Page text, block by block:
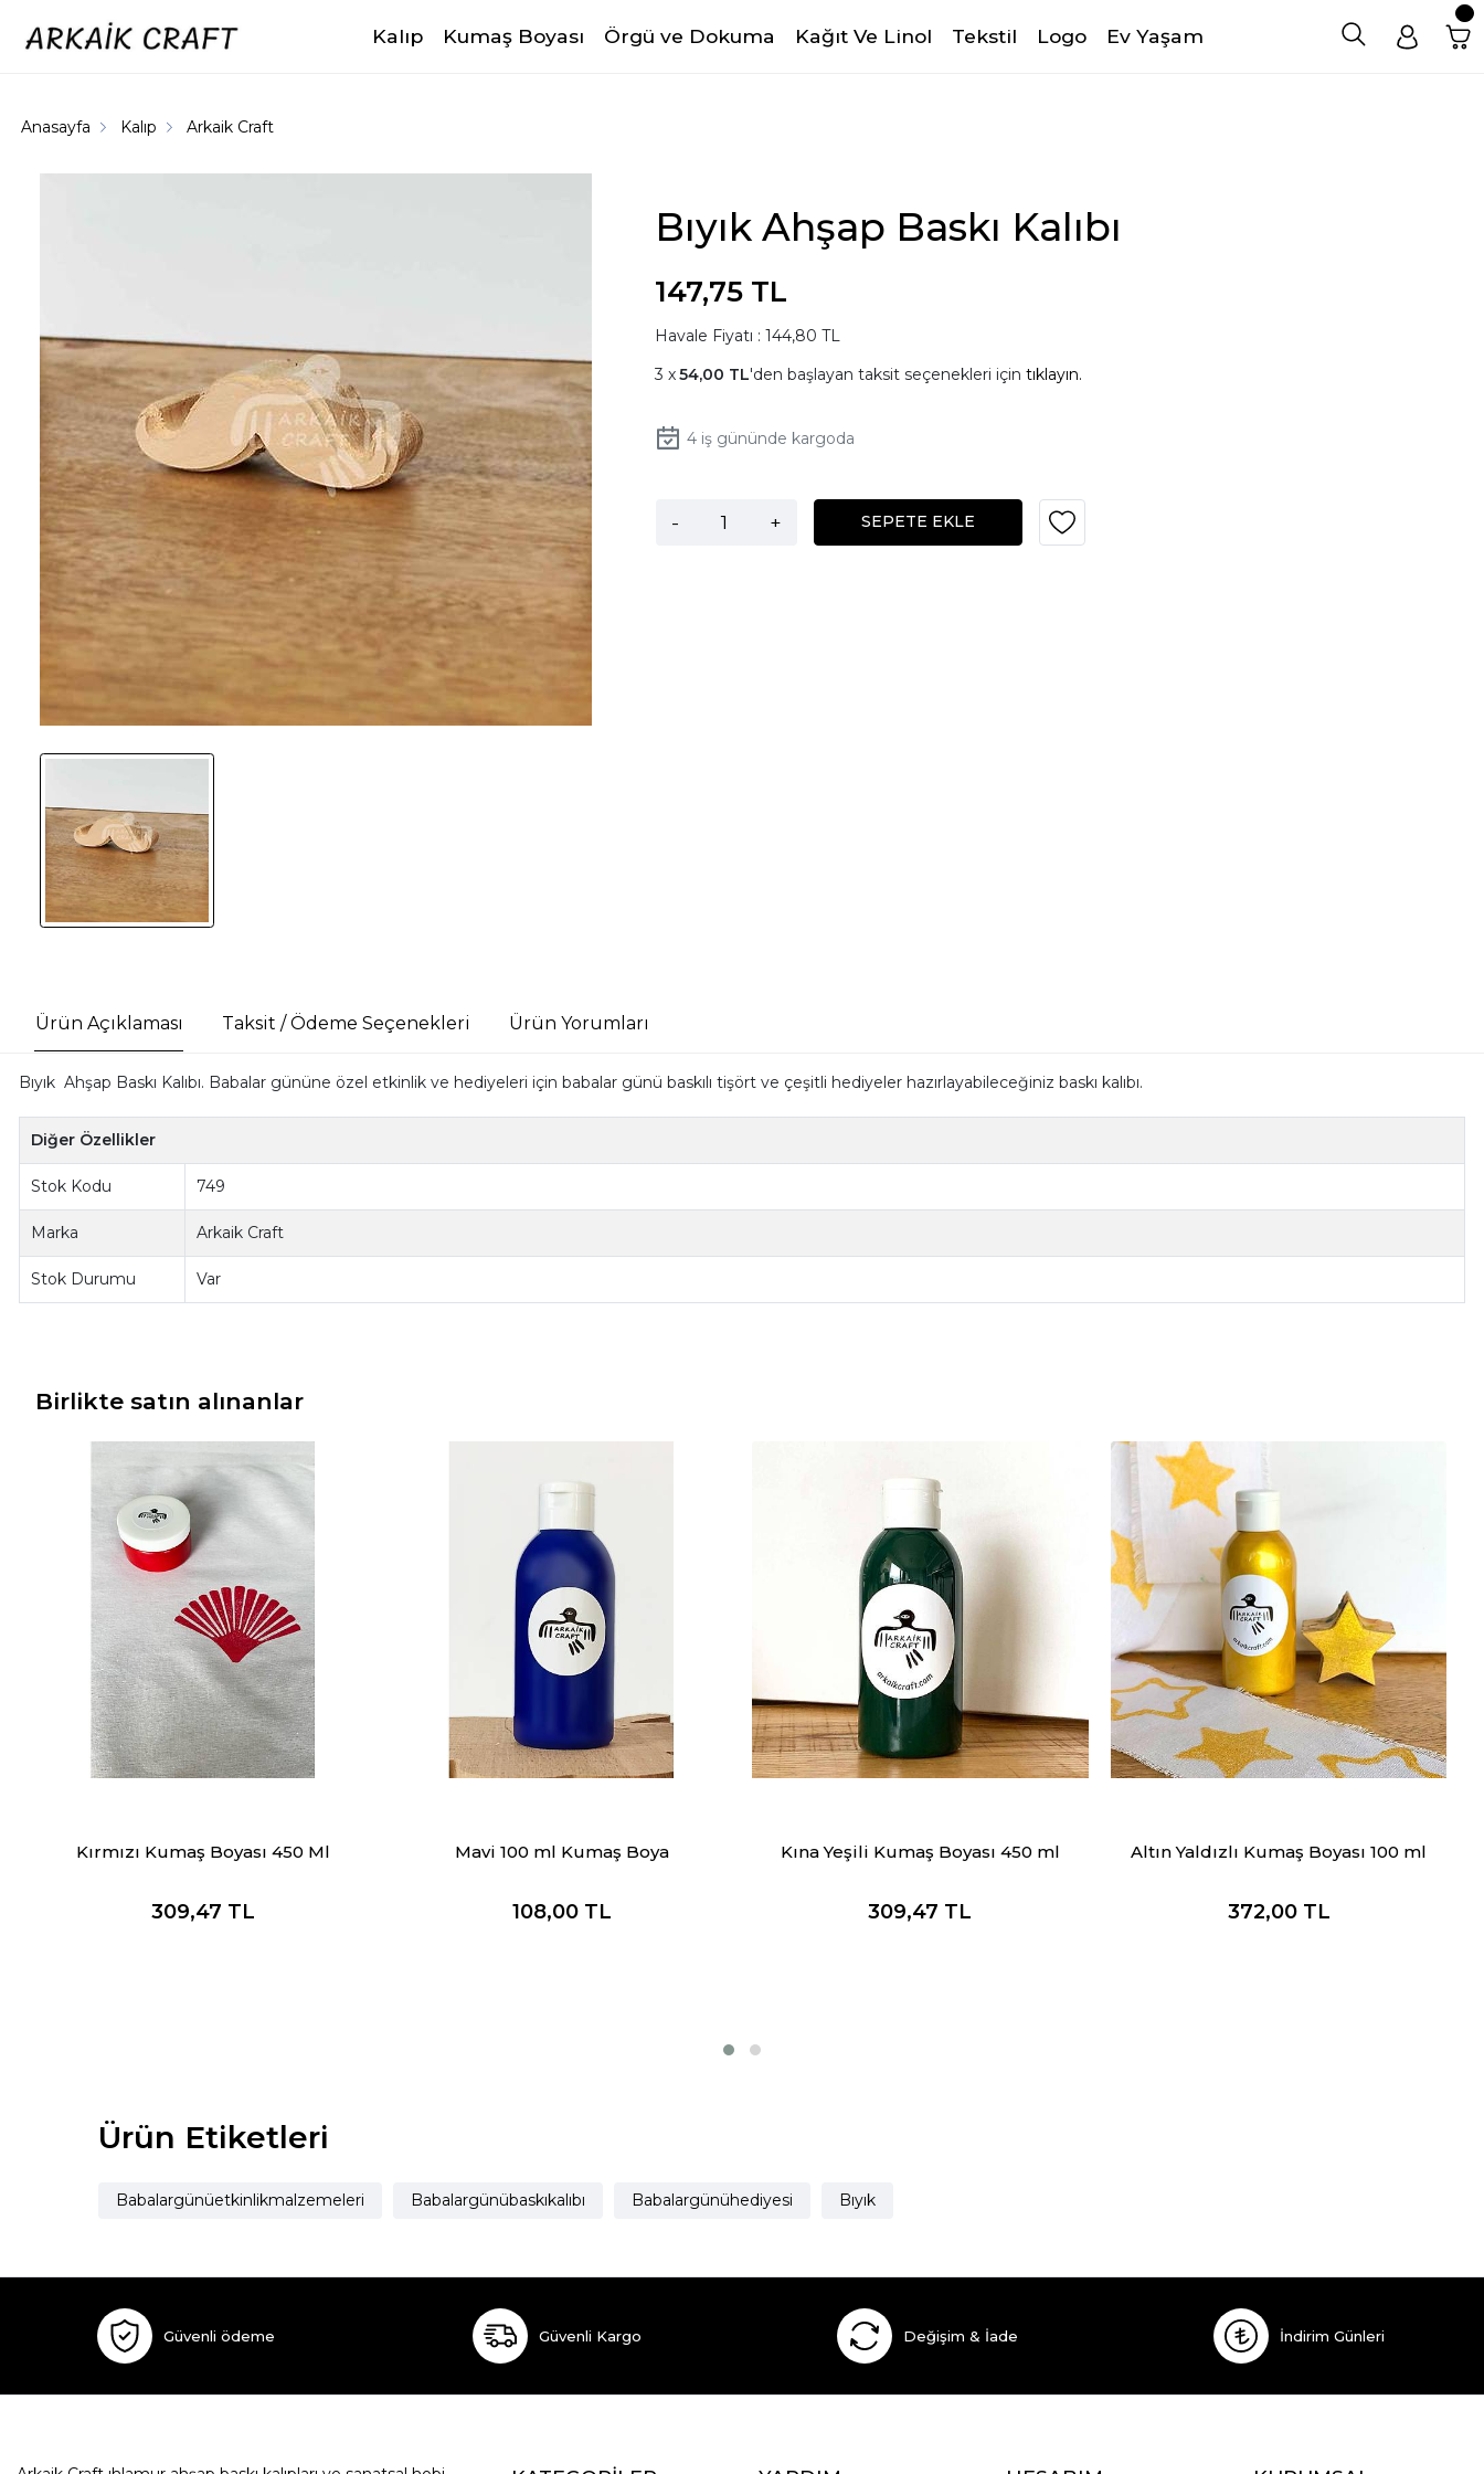
Kalıp Kumaş Boyası Örgü ve Dokuma Kağıt Ve Linol Tekstil Logo Ev Yaşam
Anasayfa Kalıp Arkaik Craft
Bıyık Ahşap Baskı Kalıbı
147,75 TL
Havale Fiyatı : 144,80 TL
54,00 TL'den başlayan taksit seçenekleri için tıklayın.
4 iş gününde kargoda
- + SEPETE EKLE
Ürün Açıklaması Taksit / Ödeme Seçenekleri Ürün Yorumları
Bıyık Ahşap Baskı Kalıbı. Babalar gününe özel etkinlik ve hediyeleri için babalar günü baskılı tişört ve çeşitli hediyeler hazırlayabileceğiniz baskı kalıbı.
Diğer Özellikler
Stok Kodu 749
Marka Arkaik Craft
Stok Durumu Var
Birlikte satın alınanlar
Kırmızı Kumaş Boyası 450 Ml
309,47 TL
Mavi 100 ml Kumaş Boya
108,00 TL
Kına Yeşili Kumaş Boyası 450 ml
309,47 TL
Altın Yaldızlı Kumaş Boyası 100 ml
372,00 TL
Ürün Etiketleri
Babalargünüetkinlikmalzemeleri Babalargünübaskıkalıbı Babalargünühediyesi Bıyık
Güvenli ödeme Güvenli Kargo Değişim & İade İndirim Günleri